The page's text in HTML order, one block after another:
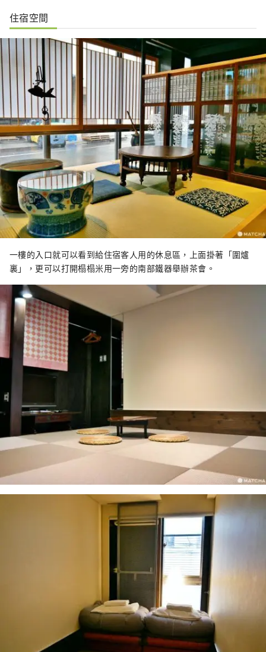
住宿空間
一樓的入口就可以看到給住宿客人用的休息區，上面掛著「圍爐
裏」，更可以打開榻榻米用一旁的南部鐵器舉辦茶會。